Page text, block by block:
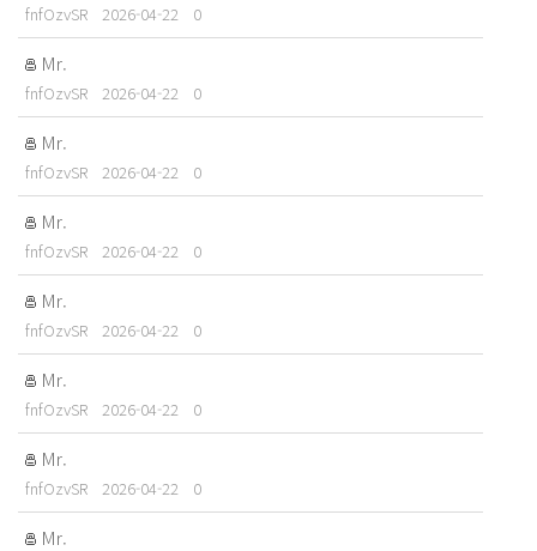
26년 8월호 정기구독 이벤트
fnfOzvSR 2026-04-22 0
Mr.
fnfOzvSR 2026-04-22 0
Mr.
fnfOzvSR 2026-04-22 0
Mr.
fnfOzvSR 2026-04-22 0
Mr.
fnfOzvSR 2026-04-22 0
Mr.
fnfOzvSR 2026-04-22 0
Mr.
fnfOzvSR 2026-04-22 0
Mr.